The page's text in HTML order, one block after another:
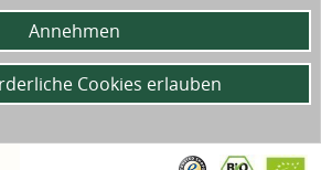
Annehmen
Cookies erlauben